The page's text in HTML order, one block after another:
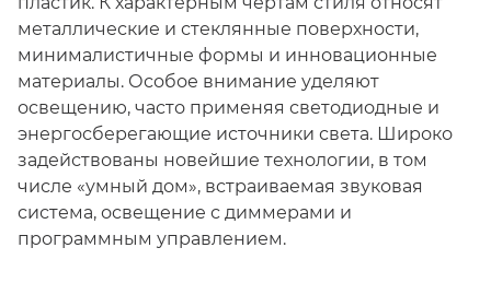
металлические и стеклянные поверхности,
минималистичные формы и инновационные
материалы. Особое внимание уделяют
освещению, часто применяя светодиодные и
энергосберегающие источники света. Широко
задействованы новейшие технологии, в том
числе «умный дом», встраиваемая звуковая
система, освещение с диммерами и
программным управлением.